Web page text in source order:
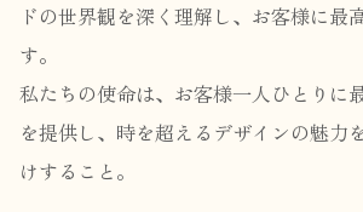
ドの世界観を深く理解し、お客様に最
す。
私たちの使命は、お客様一人ひとりに
を提供し、時を超えるデザインの魅力
けすること。